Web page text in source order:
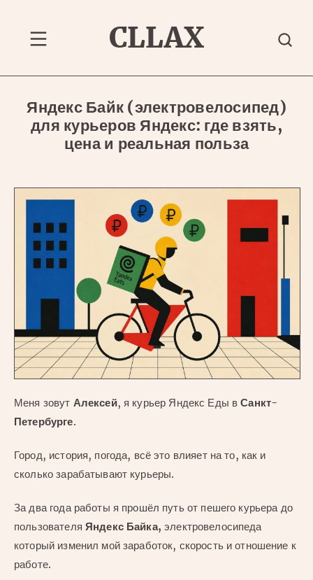
содержанию
CLLAX
Яндекс Байк (электровелосипед)
для курьеров Яндекс: где взять,
цена и реальная польза
Меня зовут Алексей, я курьер Яндекс Еды вСанкт-
Петербурге.
Город, история, погода, всё это влияет на то, как и
сколько зарабатывают курьеры.
За два года работы я прошёл путь от пешего курьера до
пользователя Яндекс Байка, электровелосипеда
который изменил мой заработок, скорость и отношение к
работе.